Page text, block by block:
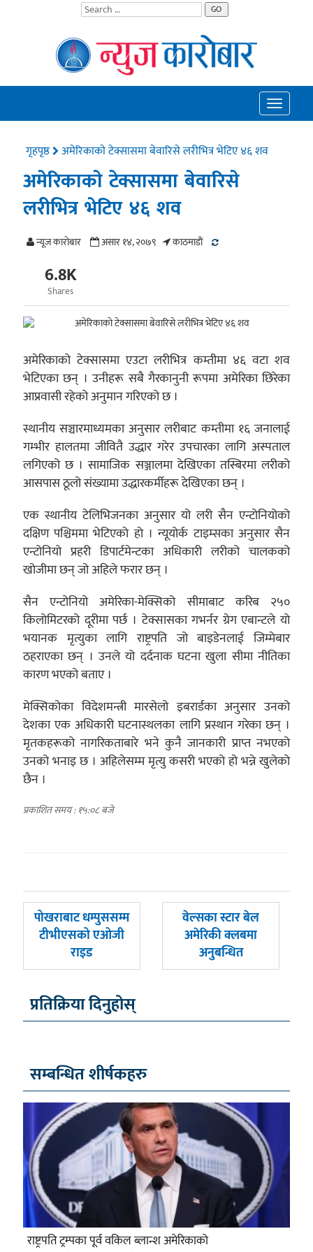
GO
Toggle
गृहपृष्ठ अमेरिकाकाे टेक्सासमा बेवारिसे लरीभित्र भेटिए ४६ शव
अमेरिकाकाे टेक्सासमा बेवारिसे
लरीभित्र भेटिए ४६ शव
न्यूज काराेबार असार १४, २०७९ काठमाडाैं
6.8K
Shares
अमेरिकाको टेक्सासमा एउटा लरीभित्र कम्तीमा ४६ वटा शव
भेटिएका छन् । उनीहरू सबै गैरकानुनी रूपमा अमेरिका छिरेका
आप्रवासी रहेको अनुमान गरिएको छ ।
स्थानीय सञ्चारमाध्यमका अनुसार लरीबाट कम्तीमा १६ जनालाई
गम्भीर हालतमा जीवितै उद्धार गरेर उपचारका लागि अस्पताल
लगिएको छ । सामाजिक सञ्जालमा देखिएका तस्बिरमा लरीको
आसपास ठूलो संख्यामा उद्धारकर्मीहरू देखिएका छन् ।
एक स्थानीय टेलिभिजनका अनुसार यो लरी सैन एन्टोनियोको
दक्षिण पश्चिममा भेटिएकाे हाे । न्यूयोर्क टाइम्सका अनुसार सैन
एन्टोनियो प्रहरी डिपार्टमेन्टका अधिकारी लरीको चालकको
खोजीमा छन् जो अहिले फरार छन् ।
सैन एन्टोनियो अमेरिका-मेक्सिको सीमाबाट करिब २५०
किलोमिटरको दूरीमा पर्छ । टेक्सासका गभर्नर ग्रेग एबान्टले यो
भयानक मृत्युका लागि राष्ट्रपति जो बाइडेनलाई जिम्मेबार
ठहराएका छन् । उनले यो दर्दनाक घटना खुला सीमा नीतिका
कारण भएको बताए ।
मेक्सिकोका विदेशमन्त्री मारसेलो इबरार्डका अनुसार उनको
देशका एक अधिकारी घटनास्थलका लागि प्रस्थान गरेका छन् ।
मृतकहरूको नागरिकताबारे भने कुनै जानकारी प्राप्त नभएको
उनको भनाइ छ । अहिलेसम्म मृत्यु कसरी भएको हो भन्ने खुलेको
छैन ।
प्रकाशित समय : १५:०८ बजे
पछिल्लाे
पोखराबाट धम्पुससम्म
टीभीएसको एओजी
राइड
अघिल्लाे
-
वेल्सका स्टार बेल
अमेरिकी क्लबमा
अनुबन्धित
प्रतिक्रिया दिनुहोस्
सम्बन्धित शीर्षकहरु
राष्ट्रपति ट्रम्पका पूर्व वकिल ब्लान्श अमेरिकाको